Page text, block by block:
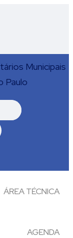
ÁREA TÉCNICA
AGENDA